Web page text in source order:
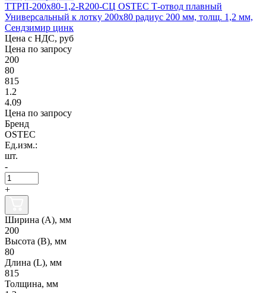
ТТРП-200х80-1,2-R200-СЦ OSTEC Т-отвод плавный
Универсальный к лотку 200х80 радиус 200 мм, толщ. 1,2 мм,
Сендзимир цинк
Цена с НДС, руб
Цена по запросу
200
80
815
1.2
4.09
Цена по запросу
Бренд
OSTEC
Ед.изм.:
шт.
-
+
Ширина (А), мм
200
Высота (В), мм
80
Длина (L), мм
815
Толщина, мм